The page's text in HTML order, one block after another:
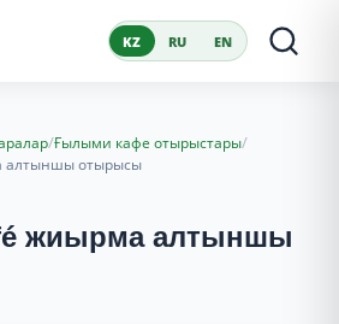
KZ RU EN
/Ғылыми кафе отырыстары/
алтыншы отырысы
жиырма алтыншы